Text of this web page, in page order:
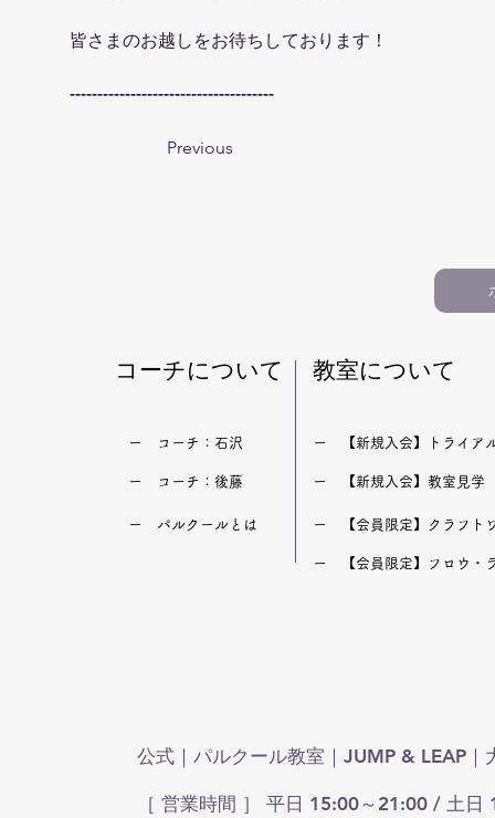
皆さまのお越しをお待ちしております！
-------------------------------------
Previous
​コーチについて ​教室について
​ー コーチ：石沢 ー 【新規入会】トライア
​ー コーチ：後藤 ​ー 【新規入会】教室見学
​ー パルクールとは ー 【会員限定】クラフト
ー 【会員限定】フロウ・
公式｜パルクール教室｜JUMP & LEAP｜
［ 営業時間 ］ 平日 15:00～21:00 / 土日